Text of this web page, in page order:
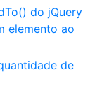
do jQuery
elemento ao
de